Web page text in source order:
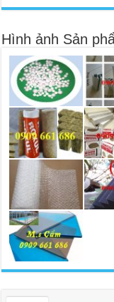
Hình ảnh Sản